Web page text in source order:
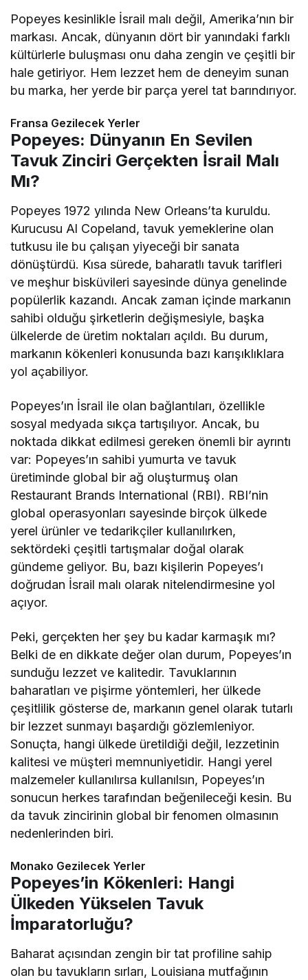
Popeyes kesinlikle İsrail malı değil, Amerika’nın bir
markası. Ancak, dünyanın dört bir yanındaki farklı
kültürlerle buluşması onu daha zengin ve çeşitli bir
hale getiriyor. Hem lezzet hem de deneyim sunan
bu marka, her yerde bir parça yerel tat barındırıyor.
Fransa Gezilecek Yerler
Popeyes: Dünyanın En Sevilen
Tavuk Zinciri Gerçekten İsrail Malı
Mı?
Popeyes 1972 yılında New Orleans’ta kuruldu.
Kurucusu Al Copeland, tavuk yemeklerine olan
tutkusu ile bu çalışan yiyeceği bir sanata
dönüştürdü. Kısa sürede, baharatlı tavuk tarifleri
ve meşhur bisküvileri sayesinde dünya genelinde
popülerlik kazandı. Ancak zaman içinde markanın
sahibi olduğu şirketlerin değişmesiyle, başka
ülkelerde de üretim noktaları açıldı. Bu durum,
markanın kökenleri konusunda bazı karışıklıklara
yol açabiliyor.
Popeyes’ın İsrail ile olan bağlantıları, özellikle
sosyal medyada sıkça tartışılıyor. Ancak, bu
noktada dikkat edilmesi gereken önemli bir ayrıntı
var: Popeyes’ın sahibi yumurta ve tavuk
üretiminde global bir ağ oluşturmuş olan
Restaurant Brands International (RBI). RBI’nin
global operasyonları sayesinde birçok ülkede
yerel ürünler ve tedarikçiler kullanılırken,
sektördeki çeşitli tartışmalar doğal olarak
gündeme geliyor. Bu, bazı kişilerin Popeyes’ı
doğrudan İsrail malı olarak nitelendirmesine yol
açıyor.
Peki, gerçekten her şey bu kadar karmaşık mı?
Belki de en dikkate değer olan durum, Popeyes’ın
sunduğu lezzet ve kalitedir. Tavuklarının
baharatları ve pişirme yöntemleri, her ülkede
çeşitlilik gösterse de, markanın genel olarak tutarlı
bir lezzet sunmayı başardığı gözlemleniyor.
Sonuçta, hangi ülkede üretildiği değil, lezzetinin
kalitesi ve müşteri memnuniyetidir. Hangi yerel
malzemeler kullanılırsa kullanılsın, Popeyes’ın
sonucun herkes tarafından beğenileceği kesin. Bu
da tavuk zincirinin global bir fenomen olmasının
nedenlerinden biri.
Monako Gezilecek Yerler
Popeyes’in Kökenleri: Hangi
Ülkeden Yükselen Tavuk
İmparatorluğu?
Baharat açısından zengin bir tat profiline sahip
olan bu tavukların sırları, Louisiana mutfağının